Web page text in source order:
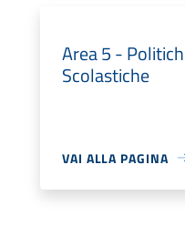
Area 5 -
Scolastiche
VAI ALLA PAGINA